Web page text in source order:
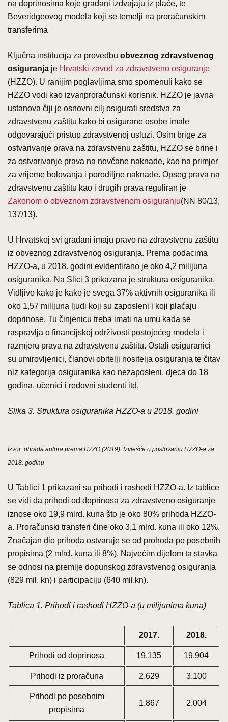
na doprinosima koje građani izdvajaju iz plaće, te
Beveridgeovog modela koji se temelji na proračunskim
transferima
Ključna institucija za provedbu obveznog zdravstvenog
osiguranja je Hrvatski zavod za zdravstveno osiguranje
(HZZO). U ranijim poglavljima smo spomenuli kako se
HZZO vodi kao izvanproračunski korisnik. HZZO je javna
ustanova čiji je osnovni cilj osigurati sredstva za
zdravstvenu zaštitu kako bi osigurane osobe imale
odgovarajući pristup zdravstvenoj usluzi. Osim brige za
ostvarivanje prava na zdravstvenu zaštitu, HZZO se brine i
za ostvarivanje prava na novčane naknade, kao na primjer
za vrijeme bolovanja i porodiljne naknade. Opseg prava na
zdravstvenu zaštitu kao i drugih prava reguliran je
Zakonom o obveznom zdravstvenom osiguranju(NN 80/13,
137/13).
U Hrvatskoj svi građani imaju pravo na zdravstvenu zaštitu
iz obveznog zdravstvenog osiguranja. Prema podacima
HZZO-a, u 2018. godini evidentirano je oko 4,2 milijuna
osiguranika. Na Slici 3 prikazana je struktura osiguranika.
Vidljivo kako je kako je svega 37% aktivnih osiguranika ili
oko 1,57 milijuna ljudi koji su zaposleni i koji plaćaju
doprinose. Tu činjenicu treba imati na umu kada se
raspravlja o financijskoj održivosti postojećeg modela i
razmjeru prava na zdravstvenu zaštitu. Ostali osiguranici
su umirovljenici, članovi obitelji nositelja osiguranja te čitav
niz kategorija osiguranika kao nezaposleni, djeca do 18
godina, učenici i redovni studenti itd.
Slika 3. Struktura osiguranika HZZO-a u 2018. godini
Izvor: obrada autora prema HZZO (2019), Izvješće o poslovanju HZZO-a za
2018. godinu
U Tablici 1 prikazani su prihodi i rashodi HZZO-a. Iz tablice
se vidi da prihodi od doprinosa za zdravstveno osiguranje
iznose oko 19,9 mlrd. kuna što je oko 80% prihoda HZZO-
a. Proračunski transferi čine oko 3,1 mlrd. kuna ili oko 12%.
Značajan dio prihoda ostvaruje se od prohoda po posebnih
propisima (2 mlrd. kuna ili 8%). Najvećim dijelom ta stavka
se odnosi na premije dopunskog zdravstvenog osiguranja
(829 mil. kn) i participaciju (640 mil.kn).
Tablica 1. Prihodi i rashodi HZZO-a (u milijunima kuna)
2017. 2018.
Prihodi od doprinosa 19.135 19.904
Prihodi iz proračuna 2.629 3.100
Prihodi po posebnim
propisima
1.867 2.004